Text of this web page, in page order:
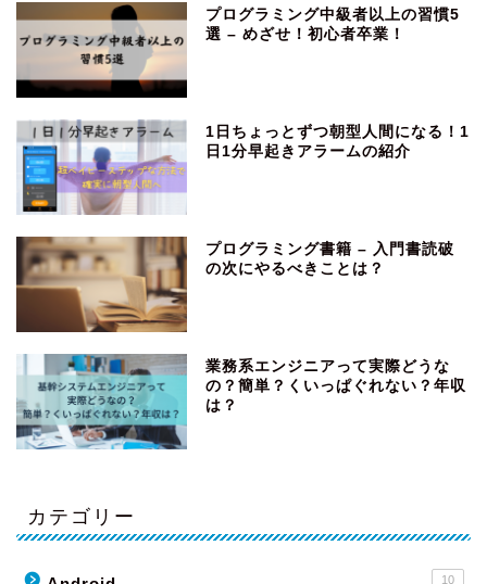
プログラミング中級者以上の習慣5
選 – めざせ！初心者卒業！
1日ちょっとずつ朝型人間になる！1
日1分早起きアラームの紹介
プログラミング書籍 – 入門書読破
の次にやるべきことは？
業務系エンジニアって実際どうな
の？簡単？くいっぱぐれない？年収
は？
カテゴリー
10